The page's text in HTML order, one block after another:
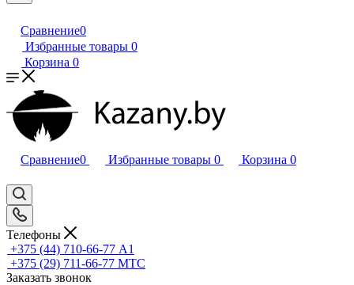
Сравнение0
Избранные товары 0
Корзина 0
Сравнение0 Избранные товары 0 Корзина 0
Телефоны
+375 (44) 710-66-77 А1
+375 (29) 711-66-77 МТС
Заказать звонок